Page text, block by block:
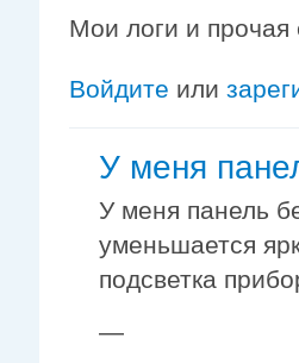
Мои логи и
Войдите или
У меня
У меня панель
уменьшается
подсветка
—